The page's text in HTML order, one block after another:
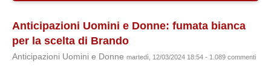
Anticipazioni Uomini e Donne: fumata bianca
per la scelta di Brando
Anticipazioni Uomini e Donne martedì, 12/03/2024 18:54 - 1.089 commenti